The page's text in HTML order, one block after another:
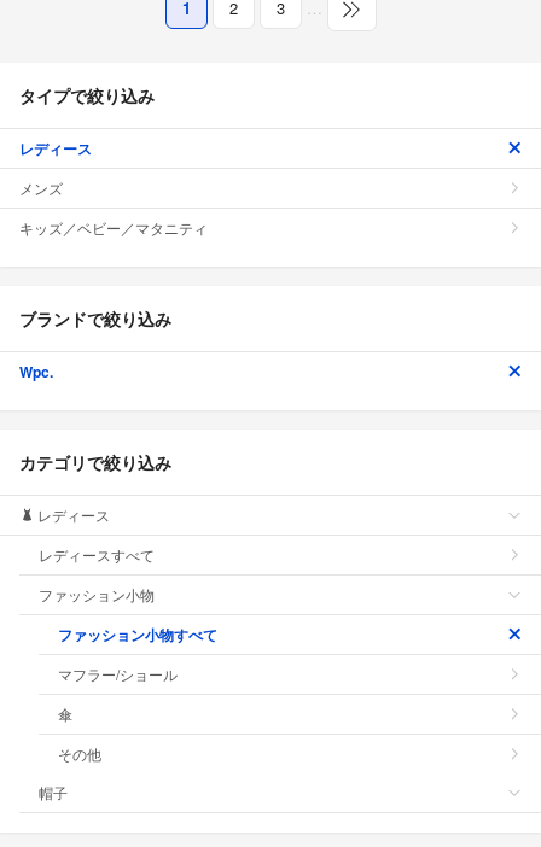
1 2 3 …
タイプで絞り込み
レディース
メンズ
キッズ／ベビー／マタニティ
ブランドで絞り込み
Wpc.
カテゴリで絞り込み
レディース
レディースすべて
ファッション小物
ファッション小物すべて
マフラー/ショール
傘
その他
帽子